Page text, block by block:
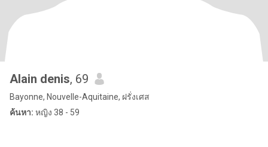
Alain denis, 69
Bayonne, Nouvelle-Aquitaine, ฝรั่งเศส
ค้นหา: หญิง 38 - 59